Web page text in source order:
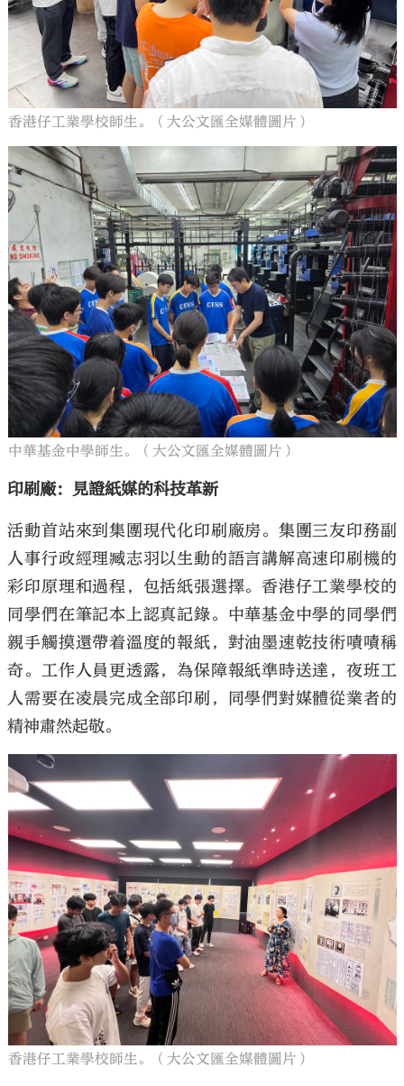
香港仔工業學校師生。（大公文匯全媒體圖片）
中華基金中學師生。（大公文匯全媒體圖片）
印刷廠：見證紙媒的科技革新
活動首站來到集團現代化印刷廠房。集團三友印務副
人事行政經理臧志羽以生動的語言講解高速印刷機的
彩印原理和過程，包括紙張選擇。香港仔工業學校的
同學們在筆記本上認真記錄。中華基金中學的同學們
親手觸摸還帶着溫度的報紙，對油墨速乾技術嘖嘖稱
奇。工作人員更透露，為保障報紙準時送達，夜班工
人需要在凌晨完成全部印刷，同學們對媒體從業者的
精神肅然起敬。
香港仔工業學校師生。（大公文匯全媒體圖片）